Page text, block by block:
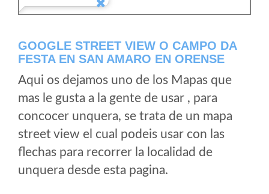
GOOGLE STREET VIEW O CAMPO DA
FESTA EN SAN AMARO EN ORENSE
Aqui os dejamos uno de los Mapas que
mas le gusta a la gente de usar , para
concocer unquera, se trata de un mapa
street view el cual podeis usar con las
flechas para recorrer la localidad de
unquera desde esta pagina.